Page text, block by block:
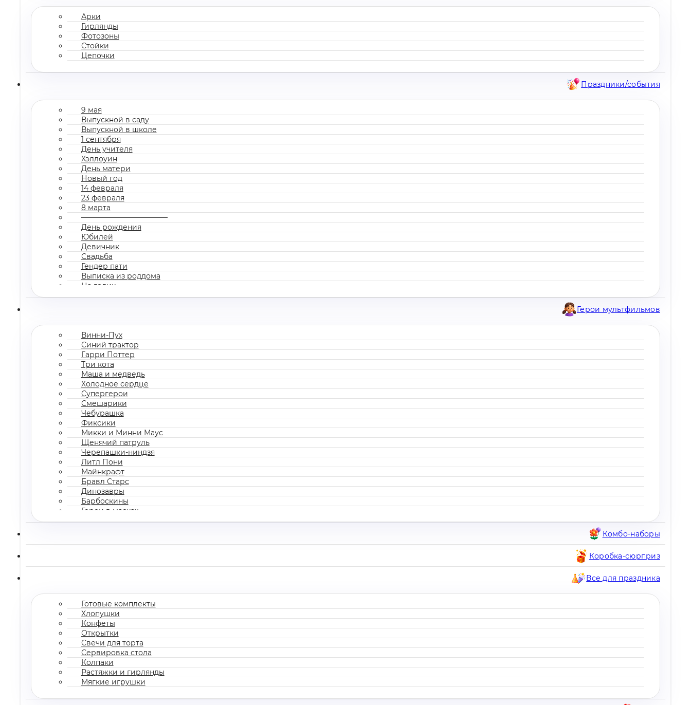
Арки
Гирлянды
Фотозоны
Стойки
Цепочки
Праздники/события
9 мая
Выпускной в саду
Выпускной в школе
1 сентября
День учителя
Хэллоуин
День матери
Новый год
14 февраля
23 февраля
8 марта
————————————
День рождения
Юбилей
Девичник
Свадьба
Гендер пати
Выписка из роддома
На годик
Корпоратив
Герои мультфильмов
Винни-Пух
Синий трактор
Гарри Поттер
Три кота
Маша и медведь
Холодное сердце
Супергерои
Смешарики
Чебурашка
Фиксики
Микки и Минни Маус
Щенячий патруль
Черепашки-ниндзя
Литл Пони
Майнкрафт
Бравл Старс
Динозавры
Барбоскины
Герои в масках
Все мультгерои
Комбо-наборы
Коробка-сюрприз
Все для праздника
Готовые комплекты
Хлопушки
Конфеты
Открытки
Свечи для торта
Сервировка стола
Колпаки
Растяжки и гирлянды
Мягкие игрушки